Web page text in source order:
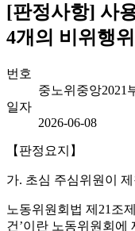
[판정사항] 사
4개의 비위행
번호
중노위중앙2021
일자
2026-06-08
【판정요지】
가. 초심 주심위원이
노동위원회법 제21조
건’이란 노동위원회에